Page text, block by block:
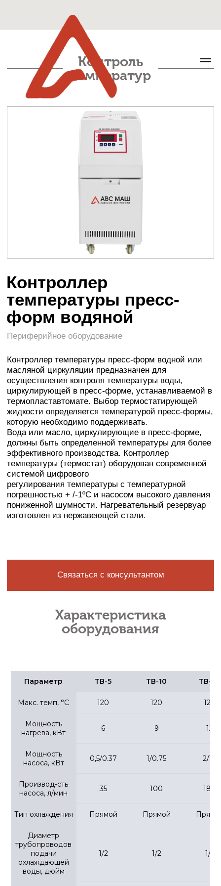
Контроль
температур
Контроллер температуры пресс-форм водной или
циркулирующей в пресс-форме, устанавливаемой в
термопластавтомате. Выбор термостатирующей
которую необходимо поддерживать.
Вода или масло, циркулирующие в пресс-форме,
должны быть определенной температуры для более
эффективного производства. Контроллер
температуры (термостат) оборудован современной
системой цифрового
пониженной шумности. Нагревательный резервуар
изготовлен из нержавеющей стали.
Связаться с консультантом
Характеристика
оборудования
Параметр ТВ-5 ТВ-10 ТВ-20
Макс. темп, °С 120 120 120
Мощность
нагрева, кВт
6 9 12
Мощность
насоса, кВт
0,5/0.37 1/0.75 2/1.5
Производ-сть
насоса, л/мин
35 100 180
Тип охлаждения Прямой Прямой
Диаметр
трубопроводов
подачи
охлаждающей
воды, дюйм
1/2 1/2 1/2
Свяжитесь с
менеджером
Заказать консультацию